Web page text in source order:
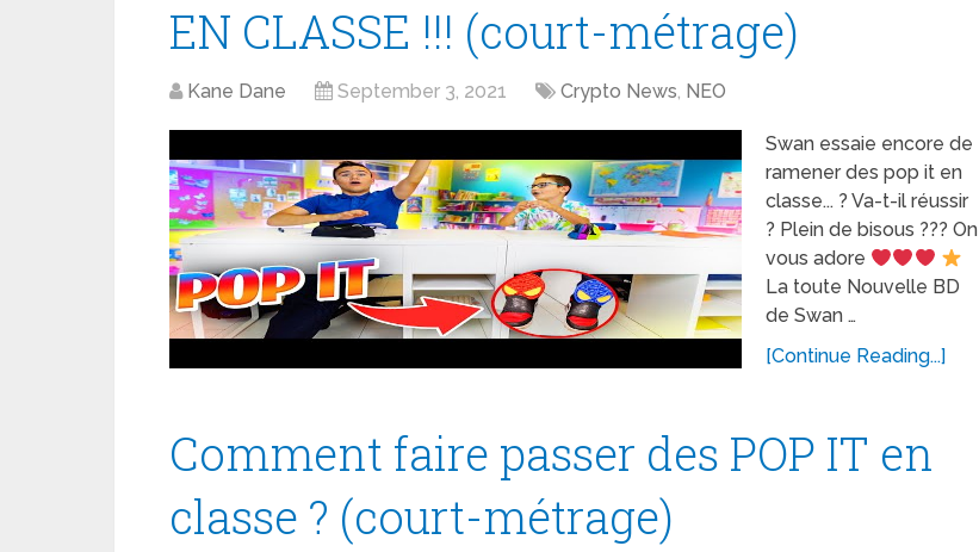
EN CLASSE !!! (court-métrage)
Kane Dane September 3, 2021 Crypto News, NEO
Swan essaie encore de
ramener des pop it en
classe... ? Va-t-il réussir
? Plein de bisous ??? On
vous adore
La toute Nouvelle BD
de Swan …
[Continue Reading...]
Comment faire passer des POP IT en
classe ? (court-métrage)